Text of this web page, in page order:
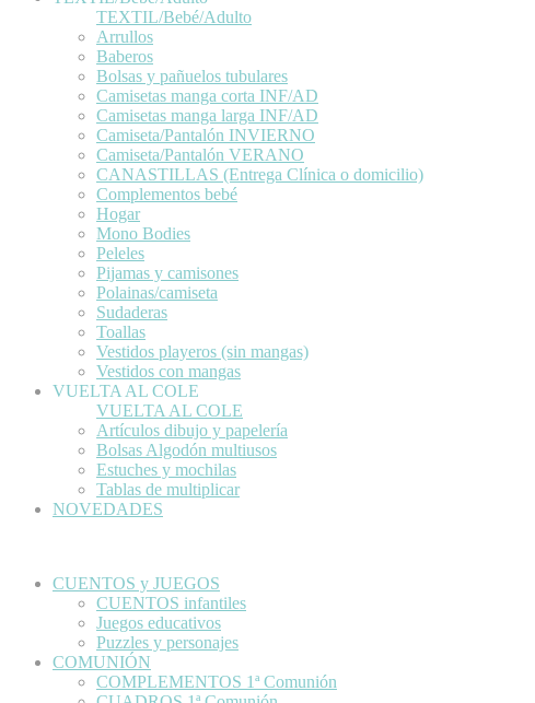
TEXTIL/Bebé/Adulto
Arrullos
Baberos
Bolsas y pañuelos tubulares
Camisetas manga corta INF/AD
Camisetas manga larga INF/AD
Camiseta/Pantalón INVIERNO
Camiseta/Pantalón VERANO
CANASTILLAS (Entrega Clínica o domicilio)
Complementos bebé
Hogar
Mono Bodies
Peleles
Pijamas y camisones
Polainas/camiseta
Sudaderas
Toallas
Vestidos playeros (sin mangas)
Vestidos con mangas
VUELTA AL COLE
VUELTA AL COLE
Artículos dibujo y papelería
Bolsas Algodón multiusos
Estuches y mochilas
Tablas de multiplicar
NOVEDADES
CUENTOS y JUEGOS
CUENTOS infantiles
Juegos educativos
Puzzles y personajes
COMUNIÓN
COMPLEMENTOS 1ª Comunión